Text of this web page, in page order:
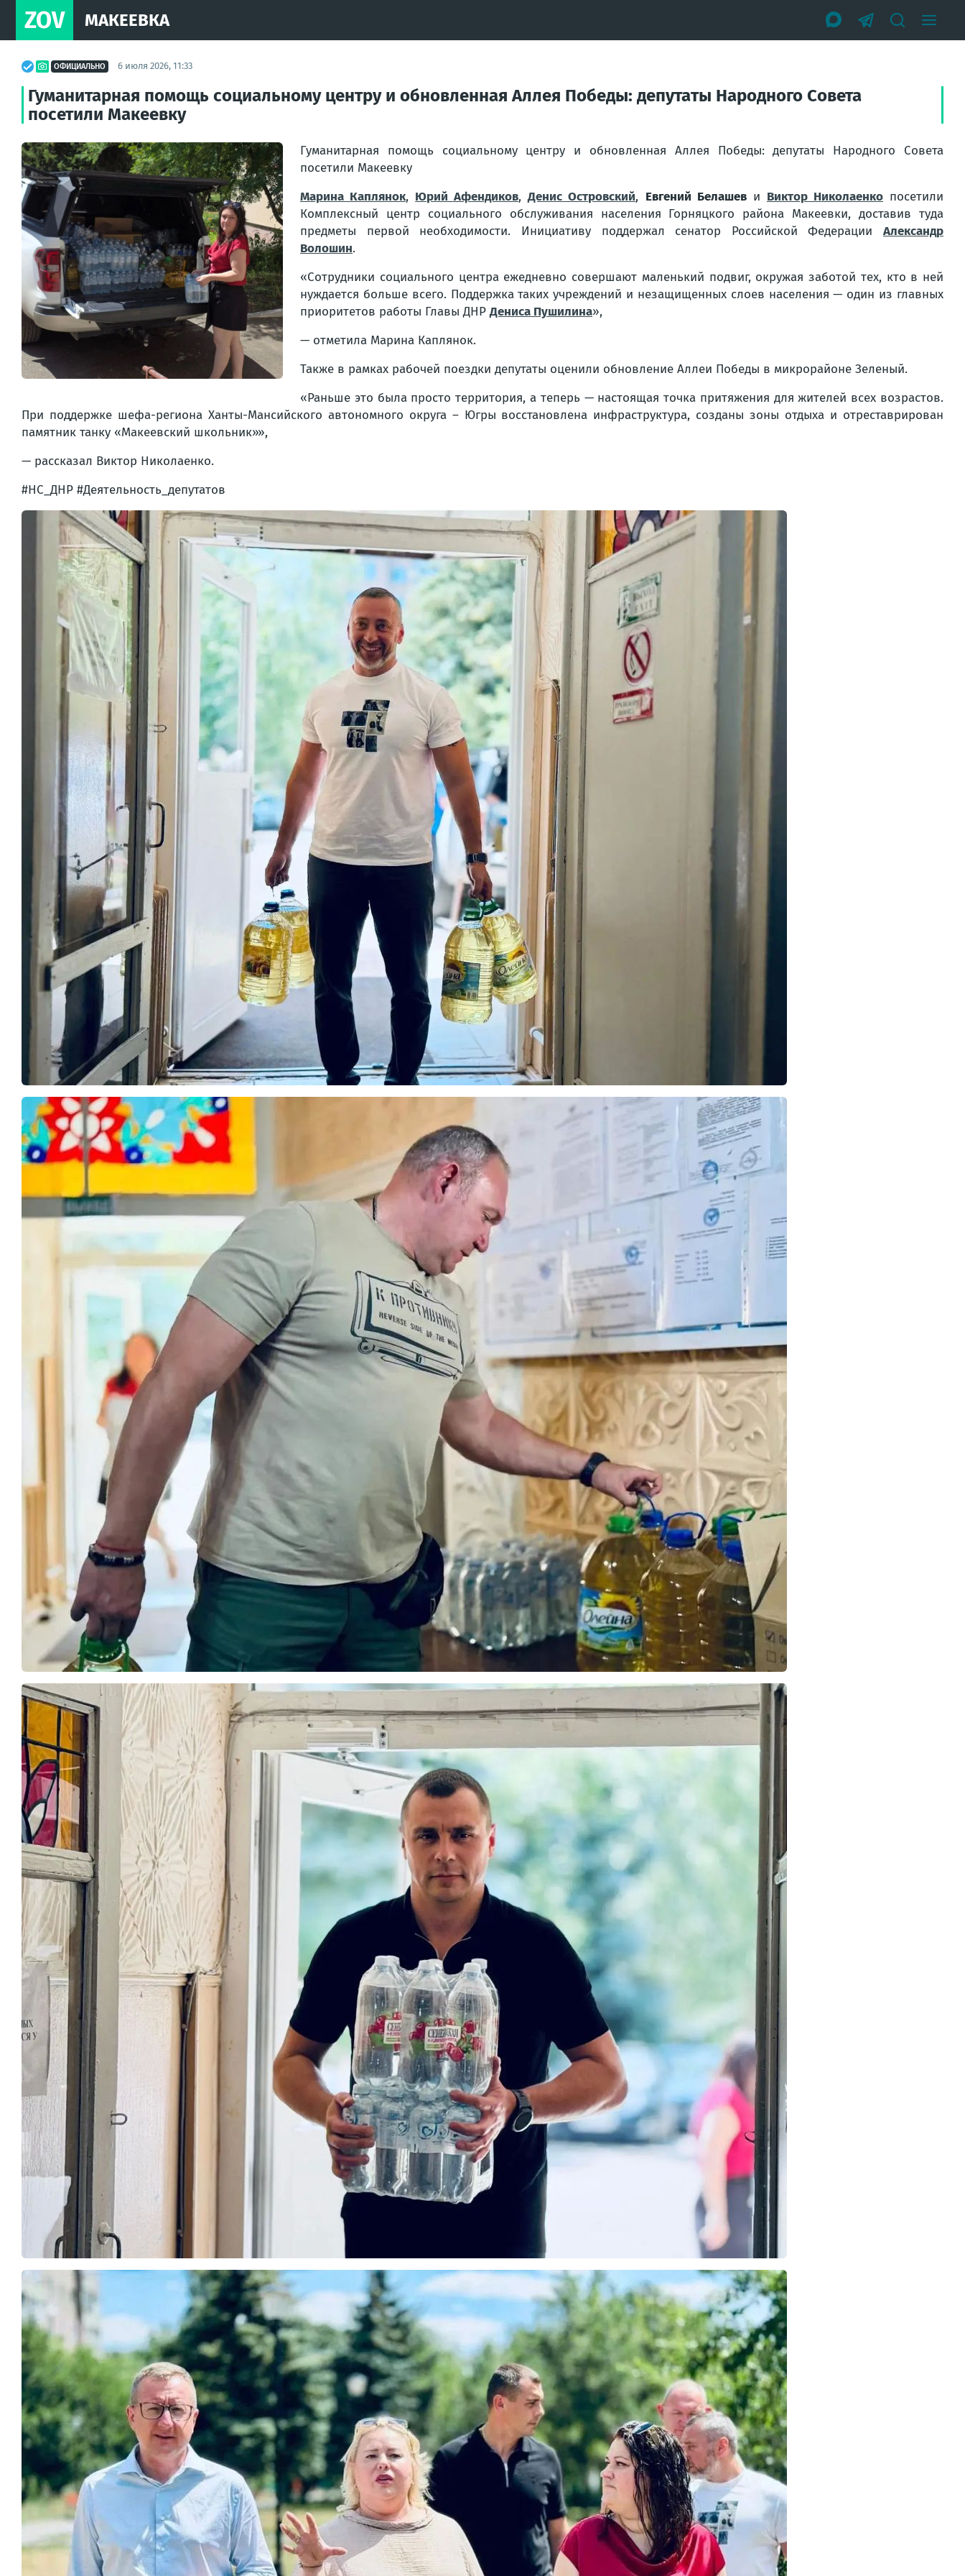
ZOV МАКЕЕВКА
ОФИЦИАЛЬНО 6 июля 2026, 11:33
Гуманитарная помощь социальному центру и обновленная Аллея Победы: депутаты Народного Совета
посетили Макеевку
Гуманитарная помощь социальному центру и обновленная Аллея Победы: депутаты Народного Совета
посетили Макеевку
Марина Каплянок, Юрий Афендиков,Денис Островский, Евгений Белашеви Виктор Николаенкопосетили
Комплексный центр социального обслуживания населения Горняцкого района Макеевки, доставив туда
предметы первой необходимости. Инициативу поддержал сенатор Российской Федерации Александр
Волошин.
«Сотрудники социального центра ежедневно совершают маленький подвиг, окружая заботой тех, кто в ней
нуждается больше всего. Поддержка таких учреждений и незащищенных слоев населения — один из главных
приоритетов работы Главы ДНРДениса Пушилина»,
— отметила Марина Каплянок.
Также в рамках рабочей поездки депутаты оценили обновление Аллеи Победы в микрорайоне Зеленый.
«Раньше это была просто территория, а теперь — настоящая точка притяжения для жителей всех возрастов.
При поддержке шефа-региона Ханты-Мансийского автономного округа – Югры восстановлена инфраструктура, созданы зоны отдыха и отреставрирован
памятник танку «Макеевский школьник»»,
— рассказал Виктор Николаенко.
#НС_ДНР #Деятельность_депутатов